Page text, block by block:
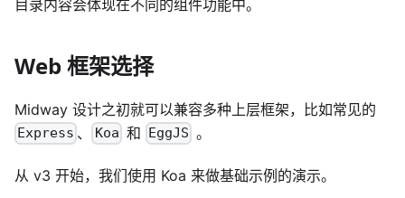
目录内容会体现在不同的组件功能中。
Web 框架选择
Midway 设计之初就可以兼容多种上层框架，比如常见的
Express 、 Koa 和 EggJS 。
从 v3 开始，我们使用 Koa 来做基础示例的演示。